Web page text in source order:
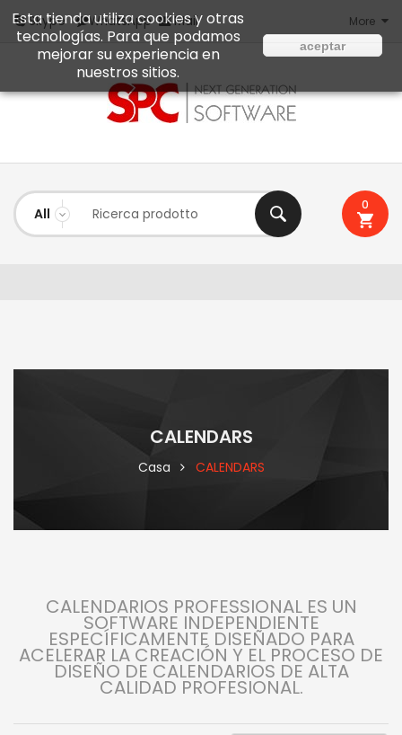
Skype WhatsApp Mail More
0
CALENDARS
Casa CALENDARS
CALENDARIOS PROFESSIONAL ES UN
SOFTWARE INDEPENDIENTE
ESPECÍFICAMENTE DISEÑADO PARA
ACELERAR LA CREACIÓN Y EL PROCESO DE
DISEÑO DE CALENDARIOS DE ALTA
CALIDAD PROFESIONAL.
Esta tienda utiliza cookies y otras
tecnologías. Para que podamos
mejorar su experiencia en
nuestros sitios.
aceptar